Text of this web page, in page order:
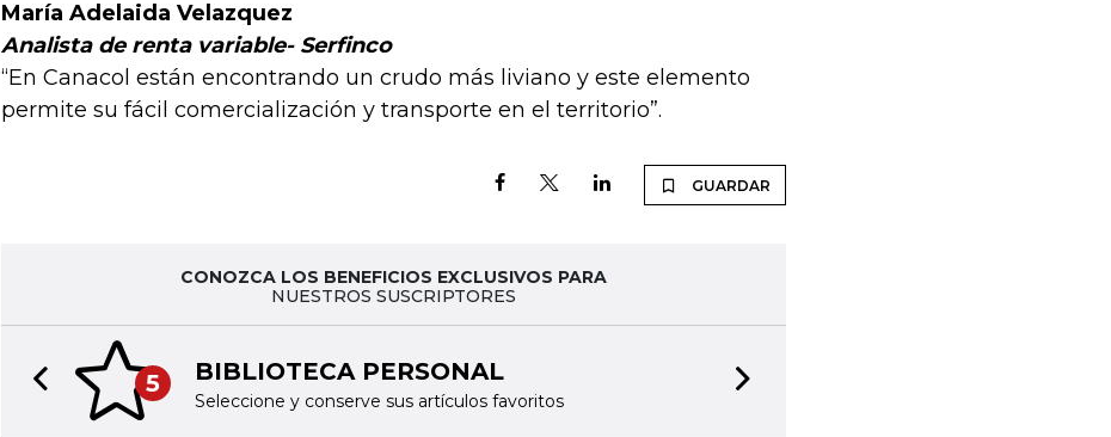
María Adelaida Velazquez
Analista de renta variable- Serfinco
“En Canacol están encontrando un crudo más liviano y este elemento
permite su fácil comercialización y transporte en el territorio”.
GUARDAR
CONOZCA LOS BENEFICIOS EXCLUSIVOS PARA
NUESTROS SUSCRIPTORES
5 BIBLIOTECA PERSONAL
Seleccione y conserve sus artículos favoritos
Previous slide